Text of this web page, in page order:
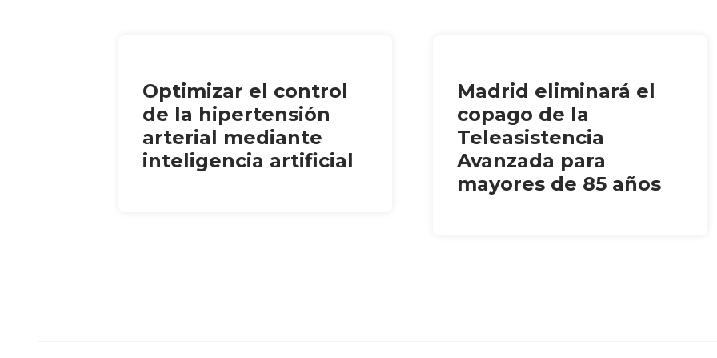
Optimizar el control
de la hipertensión
arterial mediante
inteligencia artificial
Madrid eliminará el
copago de la
Teleasistencia
Avanzada para
mayores de 85 años